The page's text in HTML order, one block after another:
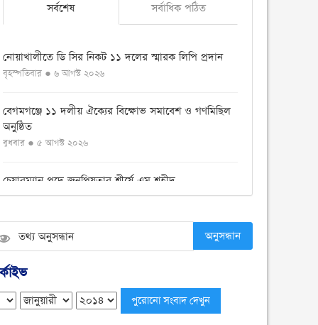
সর্বশেষ সর্বাধিক পঠিত
নোয়াখালীতে ডি সির নিকট ১১ দলের স্মারক লিপি প্রদান
বৃহস্পতিবার ● ৬ আগস্ট ২০২৬
বেগমগঞ্জে ১১ দলীয় ঐক্যের বিক্ষোভ সমাবেশ ও গণমিছিল
অনুষ্ঠিত
বুধবার ● ৫ আগস্ট ২০২৬
চেয়ারম্যান পদে জনপ্রিয়তার শীর্ষে এম শহীদ
বুধবার ● ৫ আগস্ট ২০২৬
নোয়াখালীতে ডাকাতির ঘটনায় ৪ ডাকাত গ্রেফতার
বুধবার ● ৫ আগস্ট ২০২৬
সংবিধান থেকে বাতিল হতে পারে শেখ মুজিবুর রহমানের
‘জাতির পিতা’ স্বীকৃতি
অনুসন্ধান